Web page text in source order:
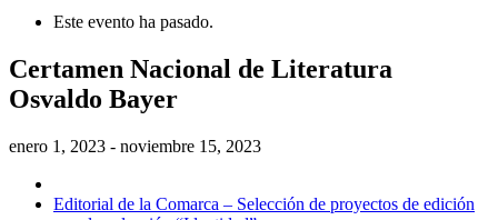
Este evento ha pasado.
Certamen Nacional de Literatura
Osvaldo Bayer
enero 1, 2023 - noviembre 15, 2023
Editorial de la Comarca – Selección de proyectos de edición